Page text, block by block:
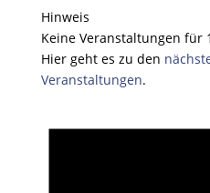
Hinweis
Keine Veranstaltungen für
Hier geht es zu den
Veranstaltungen.